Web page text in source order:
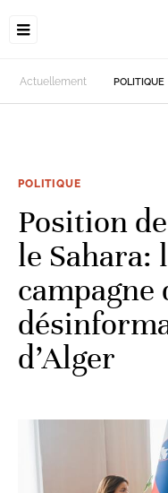
Actuellement POLITIQUE
POLITIQUE
Position
le Sahara:
campagne
d’Alger